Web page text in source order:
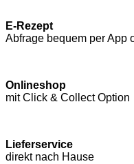
E-Rezept
Abfrage bequem per App
Onlineshop
mit Click & Collect Option
Lieferservice
direkt nach Hause